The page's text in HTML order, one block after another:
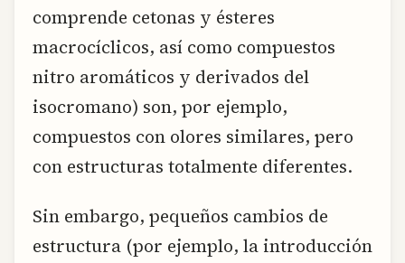
comprende cetonas y ésteres
macrocíclicos, así como compuestos
nitro aromáticos y derivados del
isocromano) son, por ejemplo,
compuestos con olores similares, pero
con estructuras totalmente diferentes.
Sin embargo, pequeños cambios de
estructura (por ejemplo, la introducción